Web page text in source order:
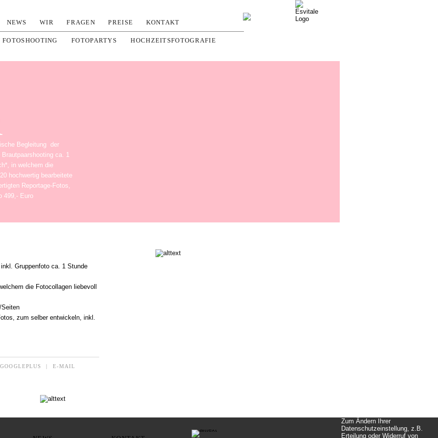
NEWS WIR FRAGEN PREISE KONTAKT
FOTOSHOOTING FOTOPARTYS HOCHZEITSFOTOGRAFIE
Begleitung der
ca. 1
in welchem die
hochwertig bearbeitete
Reportage-Fotos,
499,- Euro
Gruppenfoto ca. 1 Stunde
die Fotocollagen liebevoll
Seiten
zum selber entwickeln, inkl.
GOOGLEPLUS | E-MAIL
Zum Ändern Ihrer
Datenschutzeinstellung, z.B.
Erteilung oder Widerruf von